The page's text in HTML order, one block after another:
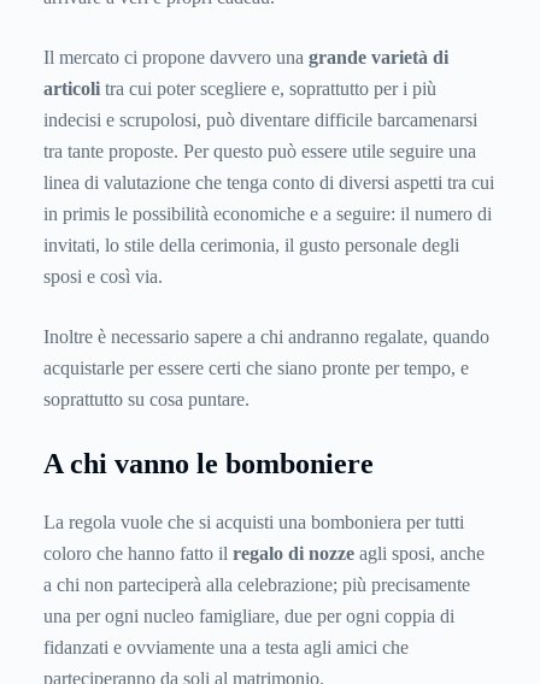
Il mercato ci propone davvero una grande varietà di
articoli tra cui poter scegliere e, soprattutto per i più
indecisi e scrupolosi, può diventare difficile barcamenarsi
tra tante proposte. Per questo può essere utile seguire una
linea di valutazione che tenga conto di diversi aspetti tra cui
in primis le possibilità economiche e a seguire: il numero di
invitati, lo stile della cerimonia, il gusto personale degli
sposi e così via.
Inoltre è necessario sapere a chi andranno regalate, quando
acquistarle per essere certi che siano pronte per tempo, e
soprattutto su cosa puntare.
A chi vanno le bomboniere
La regola vuole che si acquisti una bomboniera per tutti
coloro che hanno fatto il regalo di nozze agli sposi, anche
a chi non parteciperà alla celebrazione; più precisamente
una per ogni nucleo famigliare, due per ogni coppia di
fidanzati e ovviamente una a testa agli amici che
parteciperanno da soli al matrimonio.